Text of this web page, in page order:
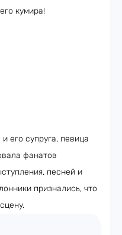
кумира!
его супруга, певица
фанатов
песней и
признались, что